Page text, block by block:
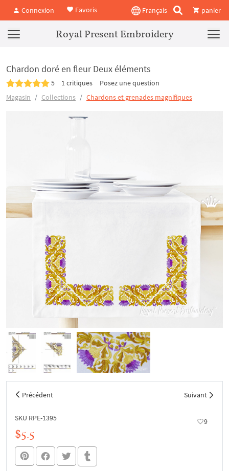
Connexion Favoris Français panier
Royal Present Embroidery
Chardon doré en fleur Deux éléments
5 1 critiques
Posez une question
Magasin
Collections Chardons et grenades magnifiques
Précédent Suivant
SKU RPE-1395 9
$5.5